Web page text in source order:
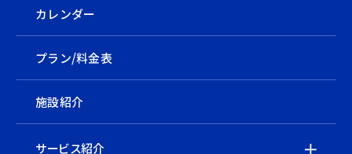
カレンダー
プラン/料金表
施設紹介
サービス紹介